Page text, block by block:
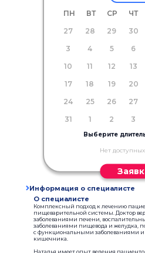
ПН ВТ СР ЧТ
27
28 29 30
3
4 5 6
10
11 12 13
17
18 19 20
24
25 26 27
31
1 2 3
Выберите
Нет
Информация о специалисте
О специалисте
Комплексный подход к лечению
пищеварительной системы. Доктор
заболеваниями печени,
заболеваниями пищевода и желудка,
с функциональными заболеваниями
кишечника.
Наталья имеет опыт ведения